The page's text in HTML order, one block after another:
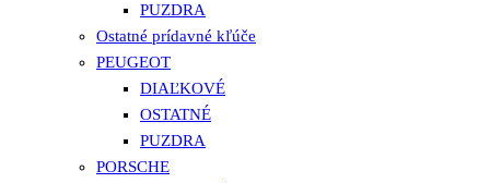
PUZDRA
Ostatné prídavné kľúče
PEUGEOT
DIAĽKOVÉ
OSTATNÉ
PUZDRA
PORSCHE